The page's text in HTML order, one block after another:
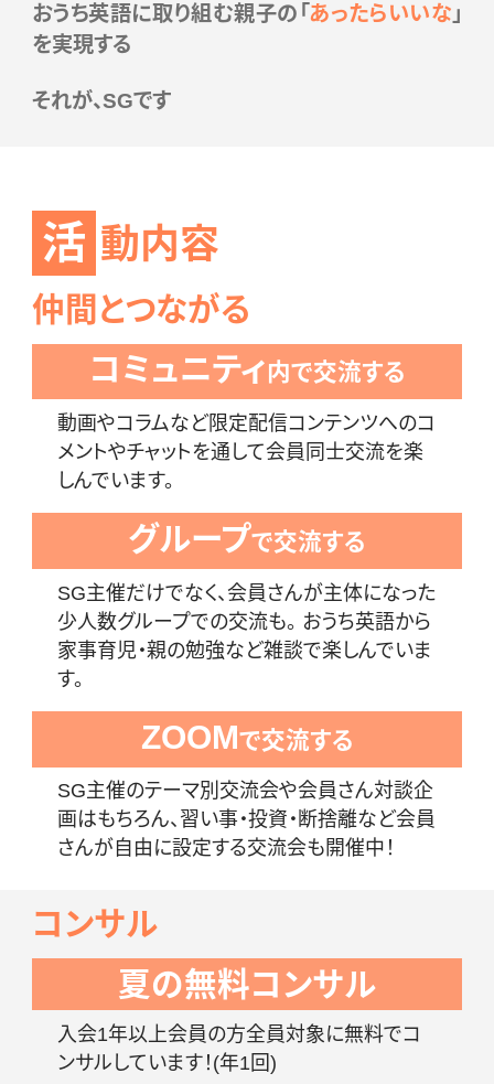
おうち英語に取り組む親子の「あったらいいな 」
を実現する
それが、SGです
活 動内容
仲間とつながる
コミュニティ 内で交流する
動画やコラムなど限定配信コンテンツへのコ
メントやチャットを通して会員同士交流を楽
しんでいます。
グループで交流する
SG主催だけでなく、会員さんが主体になった
少人数グループでの交流も。 おうち英語から
家事育児・親の勉強など雑談で楽しんでいま
す。
ZOOMで交流する
SG主催のテーマ別交流会や会員さん対談企
画はもちろん、習い事・投資・断捨離など会員
さんが自由に設定する交流会も開催中！
コンサル
夏の無料コンサル
入会1年以上会員の方全員対象に無料でコ
ンサルしています！(年1回)